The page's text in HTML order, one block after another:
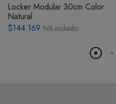
Locker Modular 30cm Color
Natural
$144.169 IVA incluido